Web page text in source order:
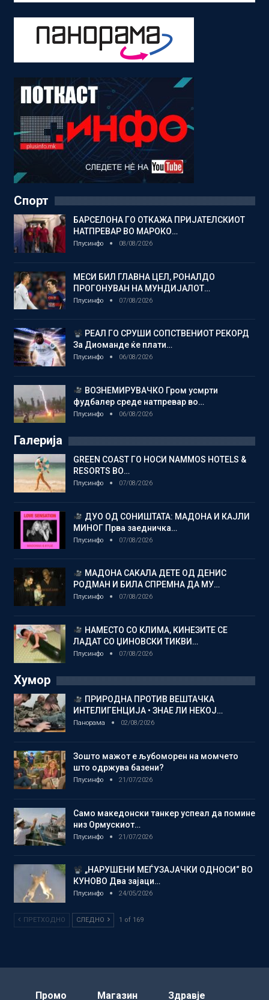
Спорт
БАРСЕЛОНА ГО ОТКАЖА ПРИЈАТЕЛСКИОТ
НАТПРЕВАР ВО МАРОКО…
Плусинфо 08/08/2026
МЕСИ БИЛ ГЛАВНА ЦЕЛ, РОНАЛДО
ПРОГОНУВАН НА МУНДИЈАЛОТ…
Плусинфо 07/08/2026
РЕАЛ ГО СРУШИ СОПСТВЕНИОТ РЕКОРД
За Диоманде ќе плати…
Плусинфо 06/08/2026
ВОЗНЕМИРУВАЧКО Гром усмрти
фудбалер среде натпревар во…
Плусинфо 06/08/2026
Галерија
GREEN COAST ГО НОСИ NAMMOS HOTELS &
RESORTS ВО…
Плусинфо 07/08/2026
ДУО ОД СОНИШТАТА: МАДОНА И КАЈЛИ
МИНОГ Прва заедничка…
Плусинфо 07/08/2026
МАДОНА САКАЛА ДЕТЕ ОД ДЕНИС
РОДМАН И БИЛА СПРЕМНА ДА МУ…
Плусинфо 07/08/2026
НАМЕСТО СО КЛИМА, КИНЕЗИТЕ СЕ
ЛАДАТ СО ЏИНОВСКИ ТИКВИ…
Плусинфо 07/08/2026
Хумор
ПРИРОДНА ПРОТИВ ВЕШТАЧКА
ИНТЕЛИГЕНЦИЈА • ЗНАЕ ЛИ НЕКОЈ…
Панорама 02/08/2026
Зошто мажот е љубоморен на момчето
што одржува базени?
Плусинфо 21/07/2026
Само македонски танкер успеал да помине
низ Ормускиот…
Плусинфо 21/07/2026
„НАРУШЕНИ МЕЃУЗАЈАЧКИ ОДНОСИ“ ВО
КУНОВО Два зајаци…
Плусинфо 24/05/2026
ПРЕТХОДНО СЛЕДНО 1 of 169
Промо Магазин Здравје